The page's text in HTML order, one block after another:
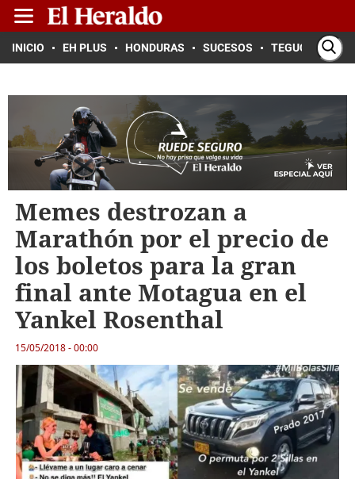
INICIO EH PLUS HONDURAS SUCESOS TEGUCIGALPA
Memes destrozan a
Marathón por el precio de
los boletos para la gran
final ante Motagua en el
Yankel Rosenthal
15/05/2018 - 00:00